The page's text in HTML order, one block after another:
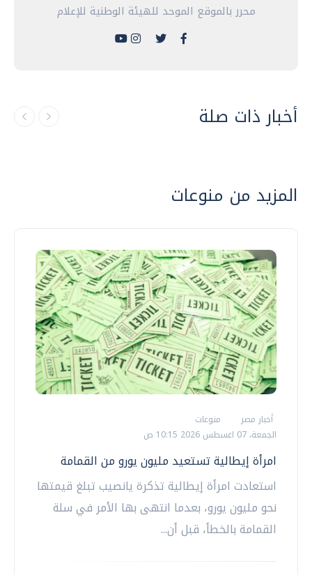
محرر بالموقع الموحد للهيئة الوطنية للإعلام
أخبار ذات صلة
المزيد من منوعات
أخبار مصر
منوعات
الجمعة، 07 اغسطس 2026 10:15 ص
امرأة إيطالية تستعيد مليون يورو من القمامة
استعادت امرأة إيطالية تذكرة يانصيب تبلغ قيمتها
نحو مليون يورو، بعدما انتهى بها الأمر في سلة
القمامة بالخطأ، قبل أن...